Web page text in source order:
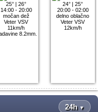
25° |26°
14:00 - 20:00
močan dež
Veter VSV
11km/h
8.2mm.
24° |25°
20:00 - 02:00
delno oblačno
Veter VSV
12km/h
24h ▼